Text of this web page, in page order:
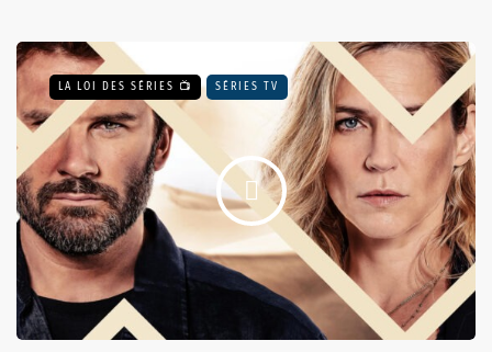
LA LOI DES SÉRIES 📺 SÉRIES TV